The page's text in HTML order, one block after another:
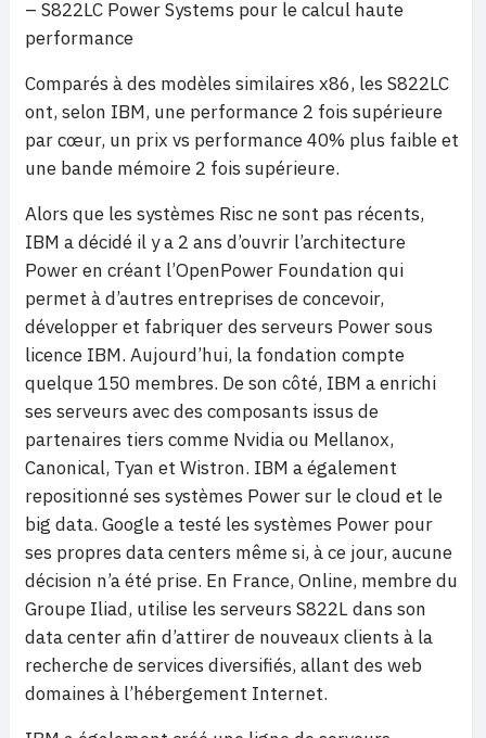
– S822LC Power Systems pour le calcul haute
performance
Comparés à des modèles similaires x86, les S822LC
ont, selon IBM, une performance 2 fois supérieure
par cœur, un prix vs performance 40% plus faible et
une bande mémoire 2 fois supérieure.
Alors que les systèmes Risc ne sont pas récents,
IBM a décidé il y a 2 ans d’ouvrir l’architecture
Power en créant l’OpenPower Foundation qui
permet à d’autres entreprises de concevoir,
développer et fabriquer des serveurs Power sous
licence IBM. Aujourd’hui, la fondation compte
quelque 150 membres. De son côté, IBM a enrichi
ses serveurs avec des composants issus de
partenaires tiers comme Nvidia ou Mellanox,
Canonical, Tyan et Wistron. IBM a également
repositionné ses systèmes Power sur le cloud et le
big data. Google a testé les systèmes Power pour
ses propres data centers même si, à ce jour, aucune
décision n’a été prise. En France, Online, membre du
Groupe Iliad, utilise les serveurs S822L dans son
data center afin d’attirer de nouveaux clients à la
recherche de services diversifiés, allant des web
domaines à l’hébergement Internet.